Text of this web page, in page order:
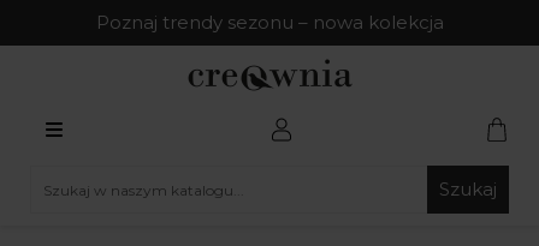
Poznaj trendy sezonu – nowa kolekcja
Szukaj